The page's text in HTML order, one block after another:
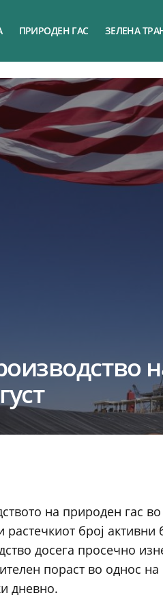
ПРИРОДЕН ГАС ЗЕЛЕНА
на природен гас
број
досега просечно
пораст во однос
дневно.